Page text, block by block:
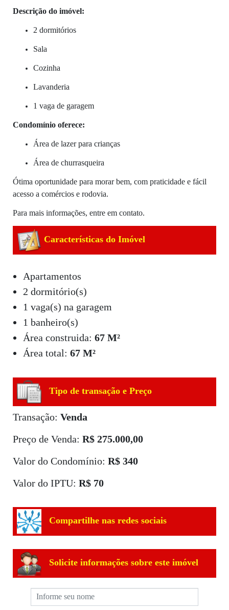
Descrição do imóvel:
2 dormitórios
Sala
Cozinha
Lavanderia
1 vaga de garagem
Condomínio oferece:
Área de lazer para crianças
Área de churrasqueira
Ótima oportunidade para morar bem, com praticidade e fácil
acesso a comércios e rodovia.
Para mais informações, entre em contato.
Características do Imóvel
Apartamentos
2 dormitório(s)
1 vaga(s) na garagem
1 banheiro(s)
Área construida: 67 M²
Área total: 67 M²
Tipo de transação e Preço
Transação: Venda
Preço de Venda: R$ 275.000,00
Valor do Condomínio: R$ 340
Valor do IPTU: R$ 70
Compartilhe nas redes sociais
Solicite informações sobre este imóvel